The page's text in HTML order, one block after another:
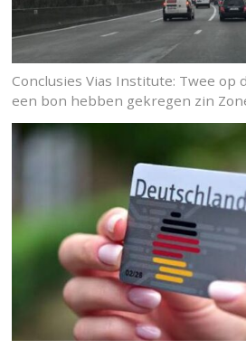
Conclusies Vias Institute: Twee op
een bon hebben gekregen zin